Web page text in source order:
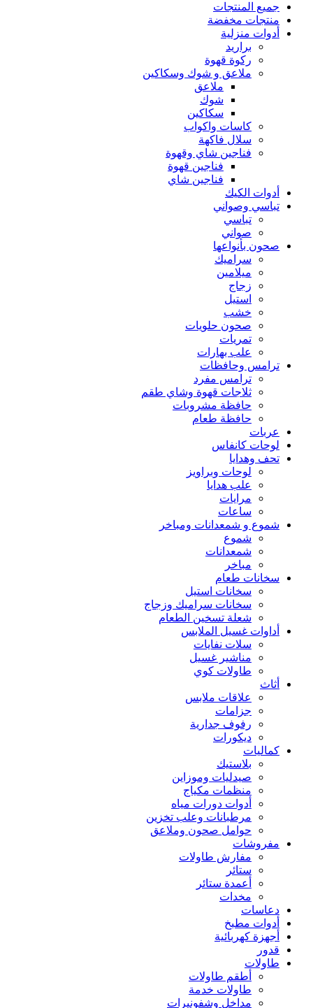
جميع المنتجات
منتجات مخفضة
أدوات منزلية
براريد
ركوة قهوة
ملاعق و شوك وسكاكين
ملاعق
شوك
سكاكين
كاسات واكواب
سلال فاكهة
فناجين شاي وقهوة
فناجين قهوة
فناجين شاي
أدوات الكيك
تباسي وصواني
تباسي
صواني
صحون بأنواعها
سراميك
ميلامين
زجاج
استيل
خشب
صحون حلويات
تمريات
علب بهارات
ترامس وحافظات
ترامس مفرد
ثلاجات قهوة وشاي طقم
حافظة مشروبات
حافظة طعام
عربات
لوحات كانفاس
تحف وهدايا
لوحات وبراويز
علب هدايا
مرايات
ساعات
شموع و شمعدانات ومباخر
شموع
شمعدانات
مباخر
سخانات طعام
سخانات استيل
سخانات سراميك وزجاج
شعلة تسخين الطعام
أداوات غسيل الملابس
سلات نفايات
مناشير غسيل
طاولات كوي
أثاث
علاقات ملابس
جزامات
رفوف جدارية
ديكورات
كماليات
بلاستيك
صيدليات وموزاين
منظمات مكياج
أدوات دورات مياه
مرطبانات وعلب تخزين
حوامل صحون وملاعق
مفروشات
مفارش طاولات
ستائر
أعمدة ستائر
مخدات
دعاسات
أدوات مطبخ
أجهزة كهربائية
قدور
طاولات
أطقم طاولات
طاولات خدمة
مداخل وشفونيرات